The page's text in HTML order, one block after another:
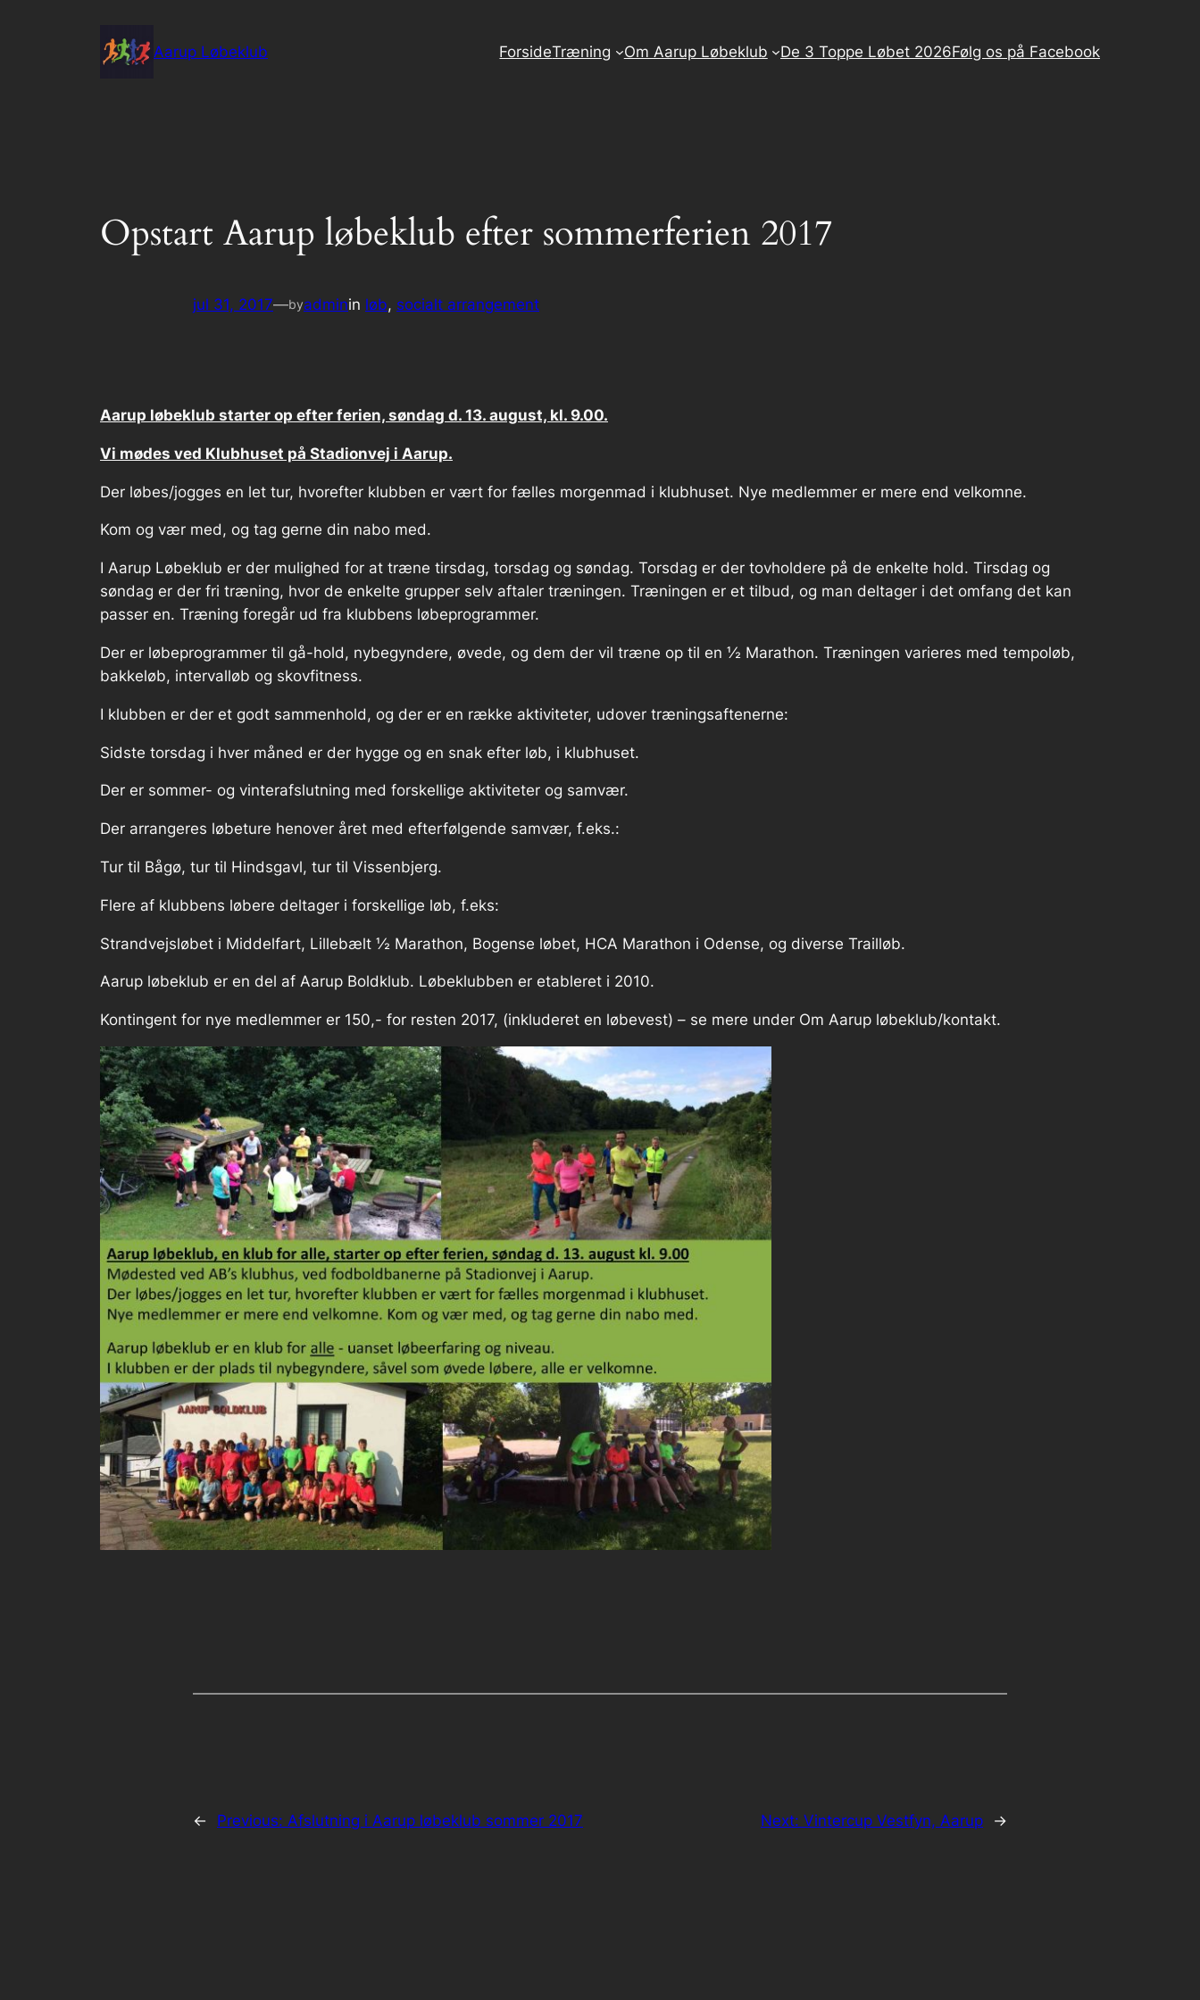
Aarup Løbeklub ForsideTræning Om Aarup Løbeklub De 3 Toppe Løbet 2026Følg os på Facebook
Opstart Aarup løbeklub efter sommerferien 2017
jul 31, 2017—byadminin løb, socialt arrangement
Aarup løbeklub starter op efter ferien, søndag d. 13. august, kl. 9.00.
Vi mødes ved Klubhuset på Stadionvej i Aarup.
Der løbes/jogges en let tur, hvorefter klubben er vært for fælles morgenmad i klubhuset. Nye medlemmer er mere end velkomne.
Kom og vær med, og tag gerne din nabo med.
I Aarup Løbeklub er der mulighed for at træne tirsdag, torsdag og søndag. Torsdag er der tovholdere på de enkelte hold. Tirsdag og
søndag er der fri træning, hvor de enkelte grupper selv aftaler træningen. Træningen er et tilbud, og man deltager i det omfang det kan
passer en. Træning foregår ud fra klubbens løbeprogrammer.
Der er løbeprogrammer til gå-hold, nybegyndere, øvede, og dem der vil træne op til en ½ Marathon. Træningen varieres med tempoløb,
bakkeløb, intervalløb og skovfitness.
I klubben er der et godt sammenhold, og der er en række aktiviteter, udover træningsaftenerne:
Sidste torsdag i hver måned er der hygge og en snak efter løb, i klubhuset.
Der er sommer- og vinterafslutning med forskellige aktiviteter og samvær.
Der arrangeres løbeture henover året med efterfølgende samvær, f.eks.:
Tur til Bågø, tur til Hindsgavl, tur til Vissenbjerg.
Flere af klubbens løbere deltager i forskellige løb, f.eks:
Strandvejsløbet i Middelfart, Lillebælt ½ Marathon, Bogense løbet, HCA Marathon i Odense, og diverse Trailløb.
Aarup løbeklub er en del af Aarup Boldklub. Løbeklubben er etableret i 2010.
Kontingent for nye medlemmer er 150,- for resten 2017, (inkluderet en løbevest) – se mere under Om Aarup løbeklub/kontakt.
← Previous: Afslutning i Aarup løbeklub sommer 2017 Next: Vintercup Vestfyn, Aarup →